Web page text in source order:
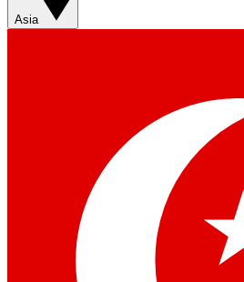
Asia